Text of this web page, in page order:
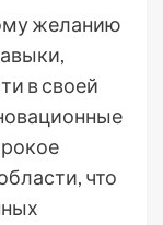
желанию
в своей
что